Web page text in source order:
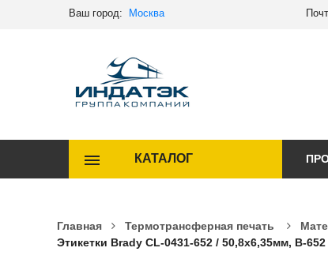
Ваш город: Москва
КАТАЛОГ
Главная Термотрансферная печать
Этикетки Brady CL-0431-652 / 50,8x6,35мм, B-652